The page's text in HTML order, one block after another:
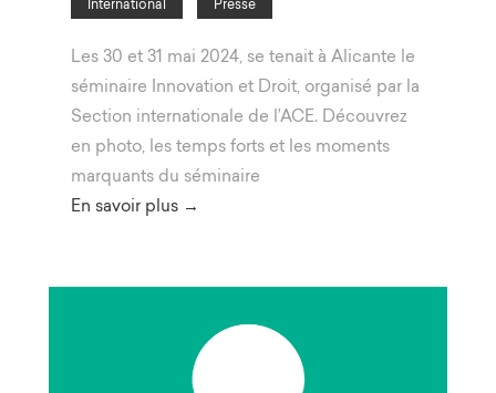
International
Presse
Les 30 et 31 mai 2024, se tenait à Alicante le
séminaire Innovation et Droit, organisé par la
Section internationale de l’ACE. Découvrez
en photo, les temps forts et les moments
marquants du séminaire
En savoir plus →